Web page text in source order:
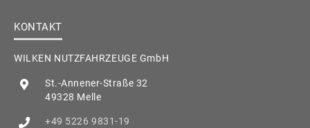
KONTAKT
WILKEN NUTZFAHRZEUGE GmbH
St.-Annener-Straße 32
49328 Melle
+49 5226 9831-19